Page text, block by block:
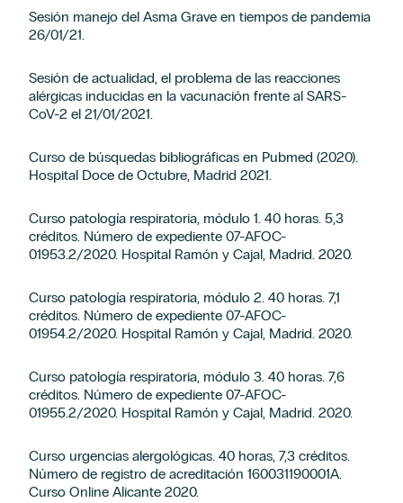
Sesión manejo del Asma Grave en tiempos de pandemia
26/01/21.
Sesión de actualidad, el problema de las reacciones
alérgicas inducidas en la vacunación frente al SARS-
CoV-2 el 21/01/2021.
Curso de búsquedas bibliográficas en Pubmed (2020).
Hospital Doce de Octubre, Madrid 2021.
Curso patología respiratoria, módulo 1. 40 horas. 5,3
créditos. Número de expediente 07-AFOC-
01953.2/2020. Hospital Ramón y Cajal, Madrid. 2020.
Curso patología respiratoria, módulo 2. 40 horas. 7,1
créditos. Número de expediente 07-AFOC-
01954.2/2020. Hospital Ramón y Cajal, Madrid. 2020.
Curso patología respiratoria, módulo 3. 40 horas. 7,6
créditos. Número de expediente 07-AFOC-
01955.2/2020. Hospital Ramón y Cajal, Madrid. 2020.
Curso urgencias alergológicas. 40 horas, 7,3 créditos.
Número de registro de acreditación 160031190001A.
Curso Online Alicante 2020.